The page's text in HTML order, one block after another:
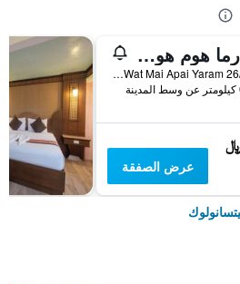
كارما هوم هوستل
26/64 Soi Lang Wat Mai Apai Yaram, فيتسانولوك, تايلاند
عرض الصفقة